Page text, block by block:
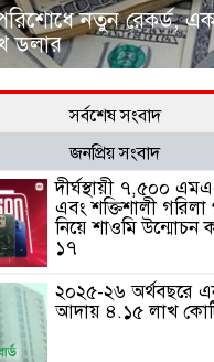
নতুন রেকর্ড,
ডলার
সর্বশেষ সংবাদ
জনপ্রিয় সংবাদ
দীর্ঘস্থায়ী ৭,৫০০
এবং শক্তিশালী
নিয়ে শাওমি
১৭
২০২৫-২৬ অর্থবছরে
আদায় ৪.১৫ লাখ